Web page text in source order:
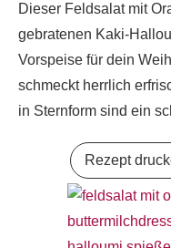
Dieser Feldsalat mit
gebratenen Kaki-
Vorspeise für dein
schmeckt herrlich
in Sternform sind ein
Rezept